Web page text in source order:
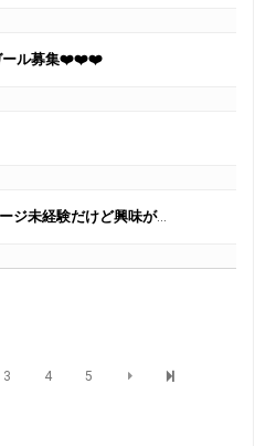
ール募集❤️❤️❤️
ワーキングホリデー中で、マッサージ未経験だけど興味がある方へ✨
3 4 5